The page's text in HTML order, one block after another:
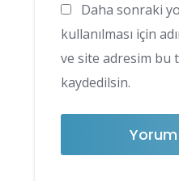
Daha sonraki
kullanılması için
ve site adresim bu
kaydedilsin.